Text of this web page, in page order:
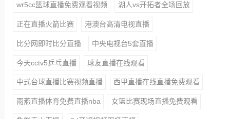
wr5cc篮球直播免费观看视频 湖人vs开拓者全场回放
正在直播火箭比赛 港澳台高清电视直播
比分网即时比分直播 中央电视台5套直播
今天cctv5乒乓直播 球友直播在线观看
中式台球直播比赛视频直播 西甲直播在线直播免费观看
雨燕直播体育免费直播nba 女篮比赛现场直播免费观看